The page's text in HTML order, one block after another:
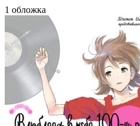
1 обложка